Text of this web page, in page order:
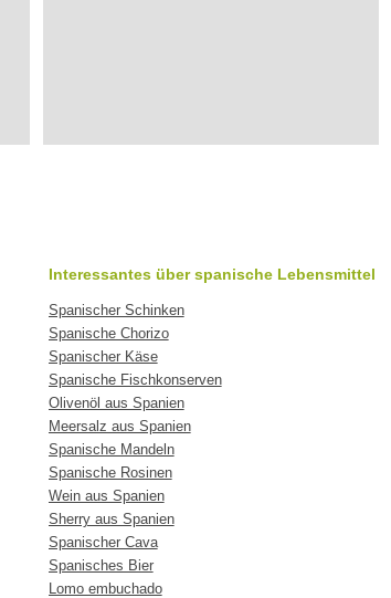
Interessantes über spanische Lebensmittel
Spanischer Schinken
Spanische Chorizo
Spanischer Käse
Spanische Fischkonserven
Olivenöl aus Spanien
Meersalz aus Spanien
Spanische Mandeln
Spanische Rosinen
Wein aus Spanien
Sherry aus Spanien
Spanischer Cava
Spanisches Bier
Lomo embuchado